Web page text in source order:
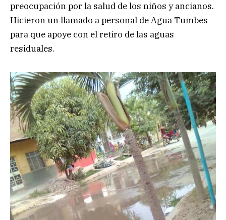
preocupación por la salud de los niños y ancianos.
Hicieron un llamado a personal de Agua Tumbes
para que apoye con el retiro de las aguas
residuales.